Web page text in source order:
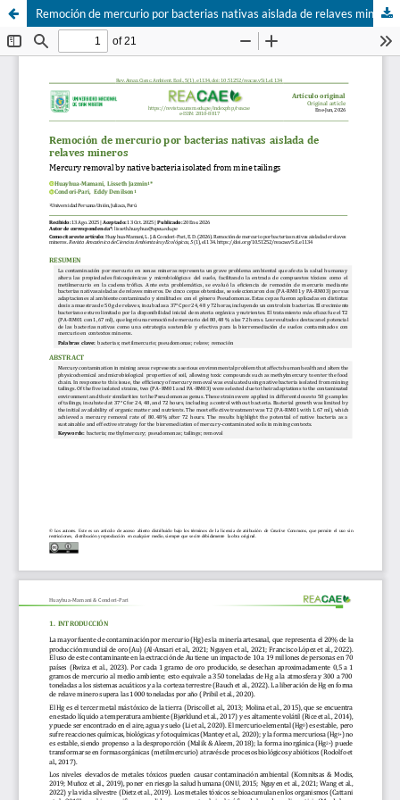
Remoción de mercurio por bacterias nativas aislada de relaves mineros